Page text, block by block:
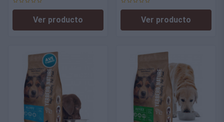
Ver producto Ver producto